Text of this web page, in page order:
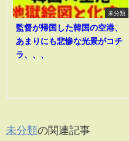
未分類
監督が帰国した韓国の空港、
あまりにも悲惨な光景がコチ
ラ、、、
未分類の関連記事